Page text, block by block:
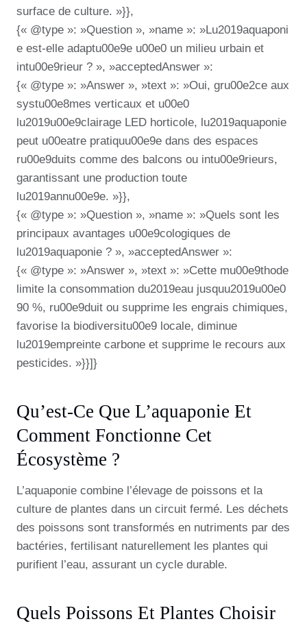
surface de culture. »}},
{« @type »: »Question », »name »: »Lu2019aquaponi
e est-elle adaptu00e9e u00e0 un milieu urbain et
intu00e9rieur ? », »acceptedAnswer »:
{« @type »: »Answer », »text »: »Oui, gru00e2ce aux
systu00e8mes verticaux et u00e0
lu2019u00e9clairage LED horticole, lu2019aquaponie
peut u00eatre pratiquu00e9e dans des espaces
ru00e9duits comme des balcons ou intu00e9rieurs,
garantissant une production toute
lu2019annu00e9e. »}},
{« @type »: »Question », »name »: »Quels sont les
principaux avantages u00e9cologiques de
lu2019aquaponie ? », »acceptedAnswer »:
{« @type »: »Answer », »text »: »Cette mu00e9thode
limite la consommation du2019eau jusquu2019u00e0
90 %, ru00e9duit ou supprime les engrais chimiques,
favorise la biodiversitu00e9 locale, diminue
lu2019empreinte carbone et supprime le recours aux
pesticides. »}}]}
Qu’est-Ce Que L’aquaponie Et
Comment Fonctionne Cet
Écosystème ?
L’aquaponie combine l’élevage de poissons et la
culture de plantes dans un circuit fermé. Les déchets
des poissons sont transformés en nutriments par des
bactéries, fertilisant naturellement les plantes qui
purifient l’eau, assurant un cycle durable.
Quels Poissons Et Plantes Choisir